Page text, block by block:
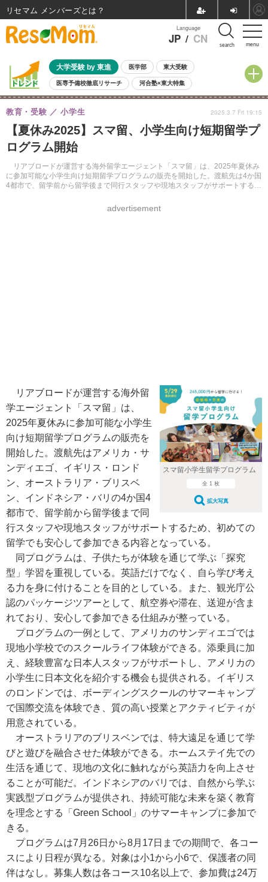
menu
Language
JP / CN search
大学受験 by 東進 医学部 東大受験
医専予備校徹底リサーチ 河合塾×東大特集
親子で考える大学選び 高校受験 中学受験 小学校受験
共通テスト 夏休み
8月開催イベント・WS 全国公立高校 過去問 人気記事
自由研究教材（小学生向け）
【夏休み2025】スマ留、小学生向け短期留学プ
ログラム開始
リアブロードが運営する海外留学エージェント「スマ留」は、2025年夏休み
に参加可能な小学生向け短期留学プログラムの販売を開始した。渡航先は4か国
4都市で、留学前から留学後まで同行スタッフや現地スタッフがサポートするた
教育・受験 小学生
advertisement
2025.3.7 Fri 19:15
スマ留小学生留学プログラム
全 1 枚
拡大写真
リアブロードが運営する海外留
学エージェント「スマ留」は、
2025年夏休みに参加可能な小学生
向け短期留学プログラムの販売を
開始した。渡航先はアメリカ・サ
ンディエゴ、イギリス・ロンド
ン、オーストラリア・ブリスベ
ン、インドネシア・バリの4か国4
都市で、留学前から留学後まで同
行スタッフや現地スタッフがサポートするため、初めての
留学でも安心して参加できる内容となっている。
同プログラムは、子供たちが体験を通じて学ぶ「探究
型」学習を重視している。英語だけでなく、自ら学び考え
る力を身に付けることを目的としている。また、観光庁公
認のパッケージツアーとして、航空券や滞在、送迎が含ま
れており、安心して参加できる仕組みが整っている。
プログラムの一例として、アメリカのサンディエゴでは
現地小学校でのスクールライフ体験ができる。添乗員に加
え、経験豊富な日本人スタッフがサポートし、アメリカの
小学生に日本文化を紹介する機会も提供される。イギリス
のロンドンでは、ボーディングスクールのサマーキャンプ
で国際交流を体験でき、質の高い授業とアクティビティが
用意されている。
オーストラリアのブリスベンでは、特大遠足を通じて学
びと遊びを融合させた体験ができる。ホームステイ先での
生活を通じて、現地の文化に触れながら英語力を向上させ
ることが可能だ。インドネシアのバリでは、自然から学ぶ
実践型プログラムが提供され、持続可能な未来を築く教育
を理念とする「Green School」のサマーキャンプに参加で
きる。
プログラムは7月26日から8月17日までの期間で、各コー
スにより日程が異なる。対象は小1から小6で、保護者の同
伴はなし。募集人数は各コース10名以上で、参加費は24万
リセマム メンバーズ